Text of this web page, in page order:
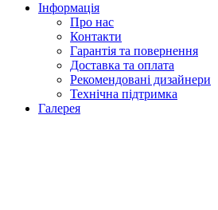
Інформація
Про нас
Контакти
Гарантія та повернення
Доставка та оплата
Рекомендовані дизайнери
Технічна підтримка
Галерея